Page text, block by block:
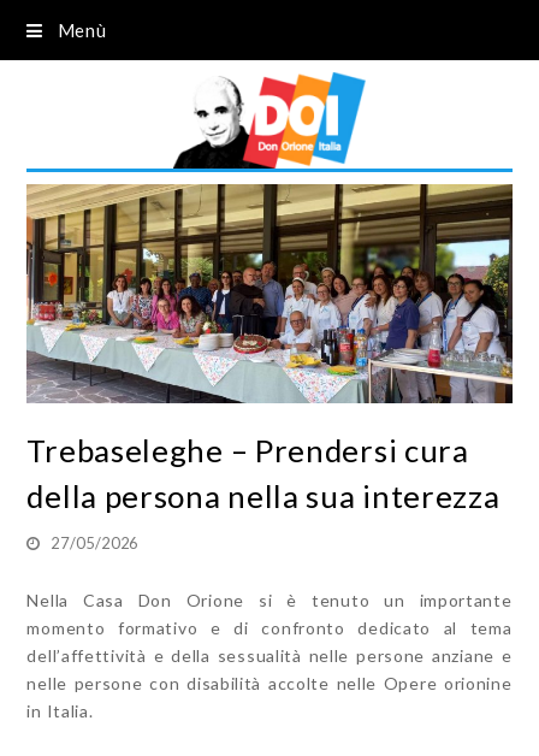
Menù
Trebaseleghe – Prendersi cura
della persona nella sua interezza
27/05/2026
Nella Casa Don Orione si è tenuto un importante
momento formativo e di confronto dedicato al tema
dell’affettività e della sessualità nelle persone anziane e
nelle persone con disabilità accolte nelle Opere orionine
in Italia.